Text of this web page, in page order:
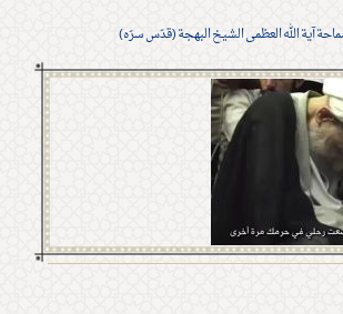
آية الله العظمى الشيخ البهجة (قدّس سرّه)